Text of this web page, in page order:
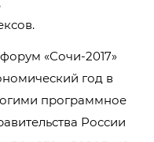
«Сочи-2017»
год в
программное
России